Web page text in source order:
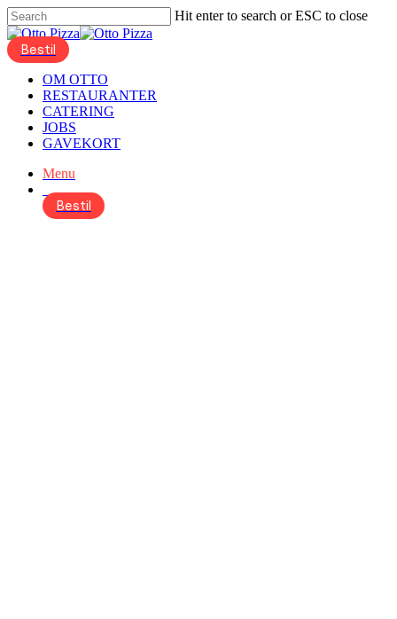
Skip
to
main
content
Hit enter to search or ESC to close
Close
Search
Menu
OM OTTO
RESTAURANTER
CATERING
JOBS
GAVEKORT
Menu
Bestil
account